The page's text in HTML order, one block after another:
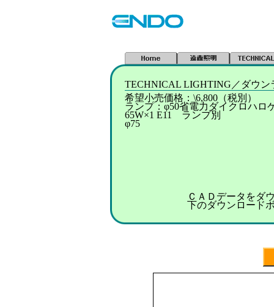
TECHNICAL LIGHTING／ダウ
希望小売価格：\6,800（税別）
ランプ：φ50省電力ダイクロハロ
65W×1 E11 ランプ別
φ75
ＣＡＤデータをダ
下のダウンロード